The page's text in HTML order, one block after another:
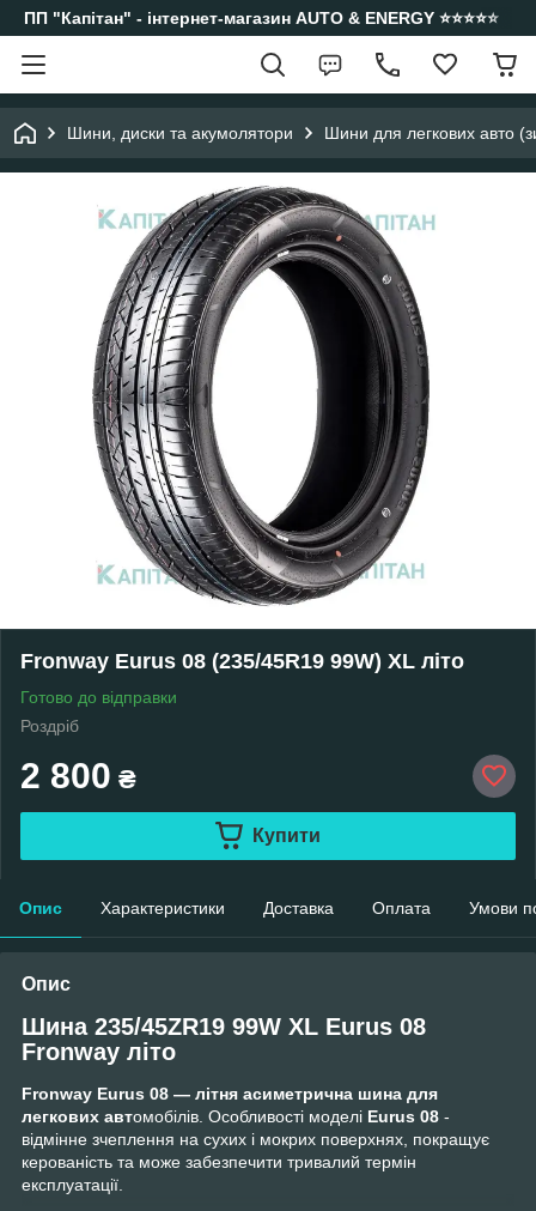
ПП "Капітан" - інтернет-магазин AUTO & ENERGY ⭐️⭐️⭐️⭐️⭐️
Шини, диски та акумолятори Шини для легкових авто
Fronway Eurus 08 (235/45R19 99W) XL літо
Готово до відправки
Роздріб
2 800 ₴
Купити
Опис Характеристики Доставка Оплата Умови
Опис
Шина 235/45ZR19 99W XL Eurus 08
Fronway літо
Fronway Eurus 08 — літня асиметрична шина для
легкових автомобілів. Особливості моделі Eurus 08 -
відмінне зчеплення на сухих і мокрих поверхнях, покращує
керованість та може забезпечити тривалий термін
експлуатації.